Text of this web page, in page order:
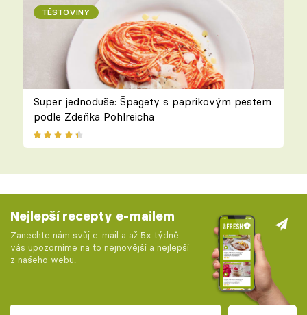
TĚSTOVINY
Super jednoduše: Špagety s paprikovým pestem
podle Zdeňka Pohlreicha
Nejlepší recepty e-mailem
Zanechte nám svůj e-mail a až 5x týdně
vás upozorníme na to nejnovější a nejlepší
z našeho webu.